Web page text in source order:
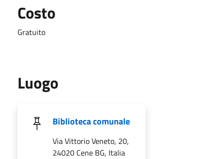
Costo
Gratuito
Luogo
Biblioteca comunale
Via Vittorio Veneto, 20,
24020 Cene BG, Italia